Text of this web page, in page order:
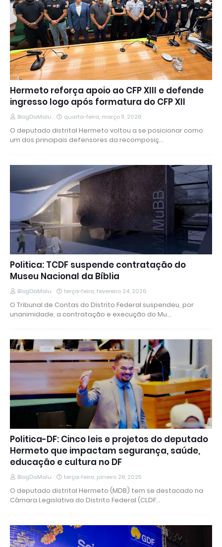
Hermeto reforça apoio ao CFP XIII e defende
ingresso logo após formatura do CFP XII
BlogDaMalu quarta-feira, março 11, 2026
O deputado distrital Hermeto voltou a se posicionar como
um dos principais defensores da recomposiç…
Politica: TCDF suspende contratação do
Museu Nacional da Bíblia
BlogDaMalu terça-feira, fevereiro 24, 2026
O Tribunal de Contas do Distrito Federal suspendeu, por
unanimidade, a contratação e execução do Mu…
Politica-DF: Cinco leis e projetos do deputado
Hermeto que impactam segurança, saúde,
educação e cultura no DF
BlogDaMalu terça-feira, janeiro 28, 2025
O deputado distrital Hermeto (MDB) tem se destacado na
Câmara Legislativa do Distrito Federal (CLDF…